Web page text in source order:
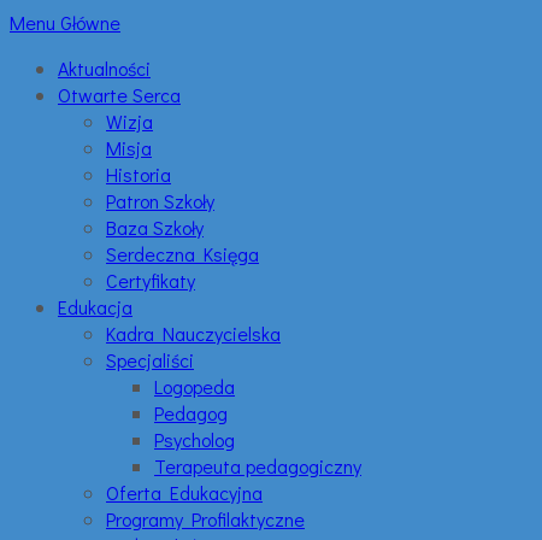
Menu Główne
Aktualności
Otwarte Serca
Wizja
Misja
Historia
Patron Szkoły
Baza Szkoły
Serdeczna Księga
Certyfikaty
Edukacja
Kadra Nauczycielska
Specjaliści
Logopeda
Pedagog
Psycholog
Terapeuta pedagogiczny
Oferta Edukacyjna
Programy Profilaktyczne